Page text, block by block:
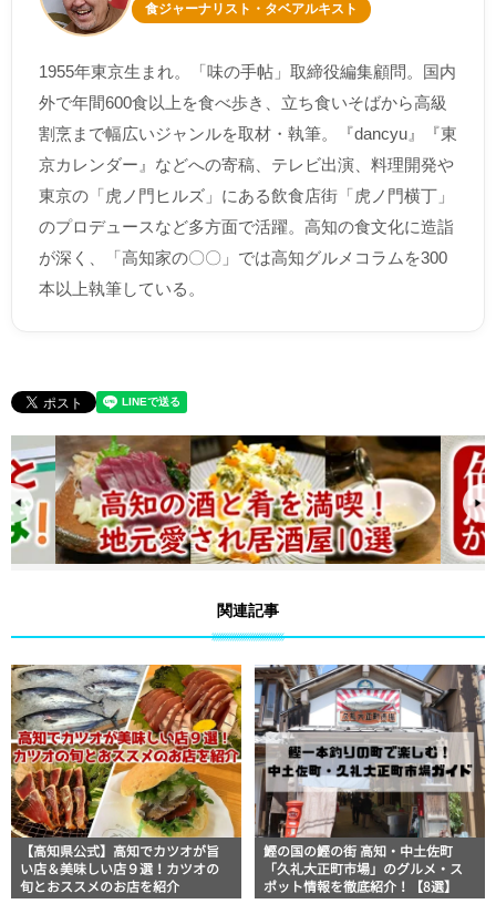
食ジャーナリスト・タベアルキスト
1955年東京生まれ。「味の手帖」取締役編集顧問。国内
外で年間600食以上を食べ歩き、立ち食いそばから高級
割烹まで幅広いジャンルを取材・執筆。『dancyu』『東
京カレンダー』などへの寄稿、テレビ出演、料理開発や
東京の「虎ノ門ヒルズ」にある飲食店街「虎ノ門横丁」
のプロデュースなど多方面で活躍。高知の食文化に造詣
が深く、「高知家の〇〇」では高知グルメコラムを300
本以上執筆している。
関連記事
【高知県公式】高知でカツオが旨
い店＆美味しい店９選！カツオの
旬とおススメのお店を紹介
鰹の国の鰹の街 高知・中土佐町
「久礼大正町市場」のグルメ・ス
ポット情報を徹底紹介！【8選】